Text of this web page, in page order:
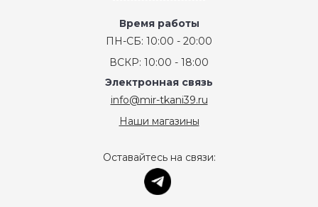
Время работы
ПН-СБ: 10:00 - 20:00
ВСКР: 10:00 - 18:00
Электронная связь
info@mir-tkani39.ru
Наши магазины
Оставайтесь на связи: